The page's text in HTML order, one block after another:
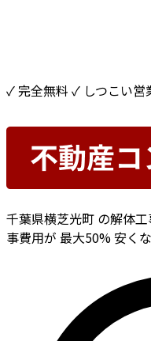
✓ 完全無料 ✓ しつこい営
千葉県横芝光町 の解体
事費用が 最大50%安く